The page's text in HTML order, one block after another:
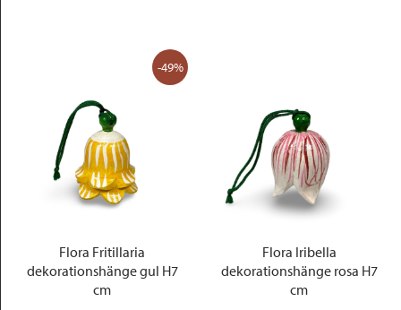
-49%
Flora Fritillaria
dekorationshänge gul H7
cm
Flora Iribella
dekorationshänge rosa H7
cm